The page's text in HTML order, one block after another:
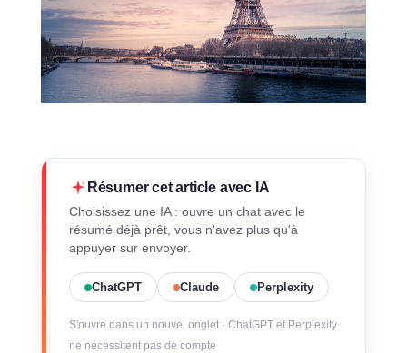
Résumer cet article avec IA
Choisissez une IA : ouvre un chat avec le
résumé déjà prêt, vous n'avez plus qu'à
appuyer sur envoyer.
ChatGPT Claude Perplexity
S'ouvre dans un nouvel onglet · ChatGPT et Perplexity
ne nécessitent pas de compte